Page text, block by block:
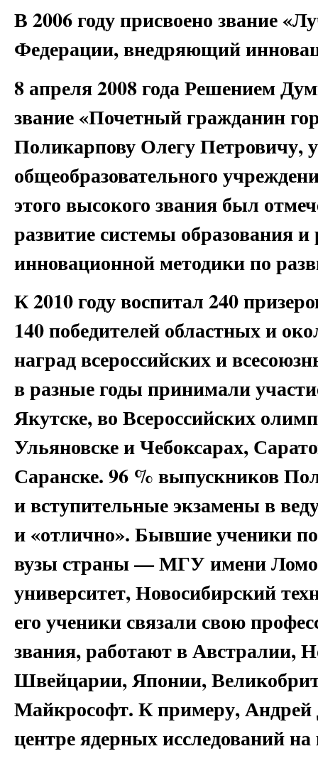
В 2006 году присвоено звание
Федерации, внедряющий
8 апреля 2008 года Решением
звание «Почетный гражданин
Поликарпову Олегу Петровичу,
общеобразовательного
этого высокого звания был
развитие системы образования
инновационной методики по
К 2010 году воспитал 240
140 победителей областных и
наград всероссийских и
в разные годы принимали
Якутске, во Всероссийских
Ульяновске и Чебоксарах,
Саранске. 96 % выпускников
и вступительные экзамены в
и «отлично». Бывшие ученики
вузы страны — МГУ имени
университет, Новосибирский
его ученики связали свою
звания, работают в Австралии,
Швейцарии, Японии,
Майкрософт. К примеру, Андрей
центре ядерных исследований